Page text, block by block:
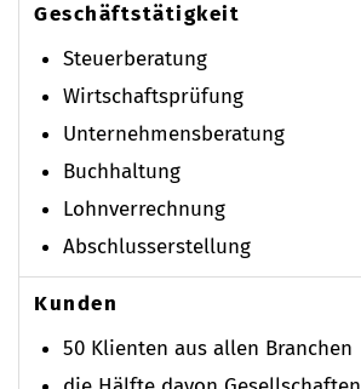
Geschäftstätigkeit
Steuerberatung
Wirtschaftsprüfung
Unternehmensberatung
Buchhaltung
Lohnverrechnung
Abschlusserstellung
Kunden
50 Klienten aus allen Branchen